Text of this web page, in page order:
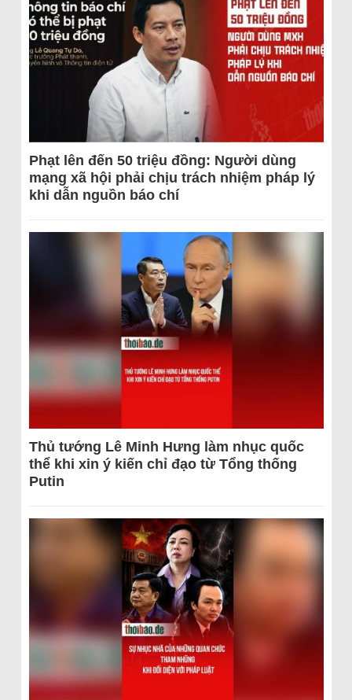
Phạt lên đến 50 triệu đồng: Người dùng
mạng xã hội phải chịu trách nhiệm pháp lý
khi dẫn nguồn báo chí
Thủ tướng Lê Minh Hưng làm nhục quốc
thể khi xin ý kiến chỉ đạo từ Tổng thống
Putin